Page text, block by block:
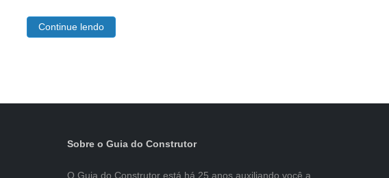
Continue lendo
Sobre o Guia do Construtor
O Guia do Construtor está há 25 anos auxiliando você a